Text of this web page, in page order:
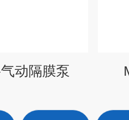
动隔膜泵